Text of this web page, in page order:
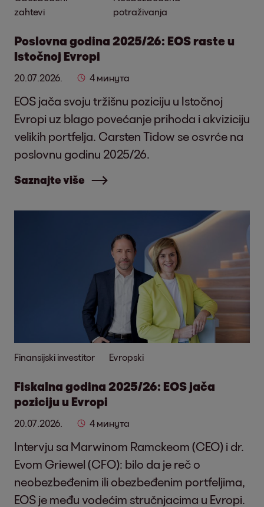
zahtevi
potraživanja
Poslovna godina 2025/26: EOS raste u
Istočnoj Evropi
20.07.2026. 4 минута
EOS jača svoju tržišnu poziciju u Istočnoj
Evropi uz blago povećanje prihoda i akviziciju
velikih portfelja. Carsten Tidow se osvrće na
poslovnu godinu 2025/26.
Saznajte više
Finansijski investitor Evropski
Fiskalna godina 2025/26: EOS jača
poziciju u Evropi
20.07.2026. 4 минута
Intervju sa Marwinom Ramckeom (CEO) i dr.
Evom Griewel (CFO): bilo da je reč o
neobezbeđenim ili obezbeđenim portfeljima,
EOS je među vodećim stručnjacima u Evropi.